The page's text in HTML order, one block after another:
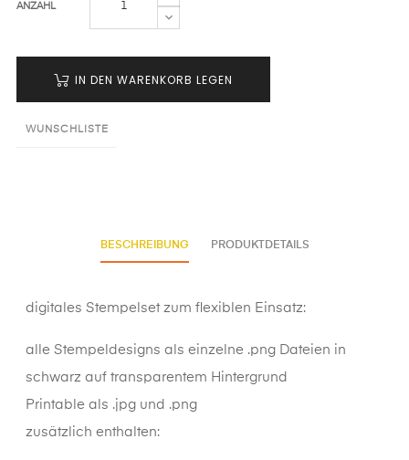
ANZAHL
IN DEN WARENKORB LEGEN
WUNSCHLISTE
BESCHREIBUNG PRODUKTDETAILS
digitales Stempelset zum flexiblen Einsatz:
alle Stempeldesigns als einzelne .png Dateien in
schwarz auf transparentem Hintergrund
Printable als .jpg und .png
zusätzlich enthalten: